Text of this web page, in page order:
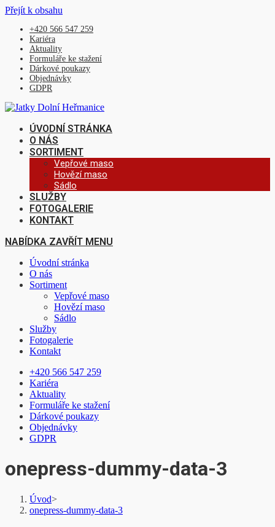
Přejít k obsahu
+420 566 547 259
Kariéra
Aktuality
Formuláře ke stažení
Dárkové poukazy
Objednávky
GDPR
ÚVODNÍ STRÁNKA
O NÁS
SORTIMENT
Vepřové maso
Hovězí maso
Sádlo
SLUŽBY
FOTOGALERIE
KONTAKT
NABÍDKA ZAVŘÍT MENU
Úvodní stránka
O nás
Sortiment
Vepřové maso
Hovězí maso
Sádlo
Služby
Fotogalerie
Kontakt
+420 566 547 259
Kariéra
Aktuality
Formuláře ke stažení
Dárkové poukazy
Objednávky
GDPR
onepress-dummy-data-3
Úvod>
onepress-dummy-data-3